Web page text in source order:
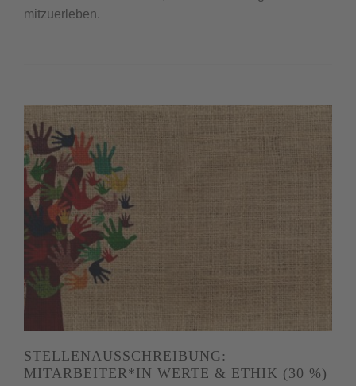
mitzuerleben.
STELLENAUSSCHREIBUNG:
MITARBEITER*IN WERTE & ETHIK (30 %)